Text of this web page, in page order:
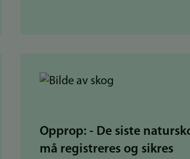
Opprop: - De siste
må registreres og sikres